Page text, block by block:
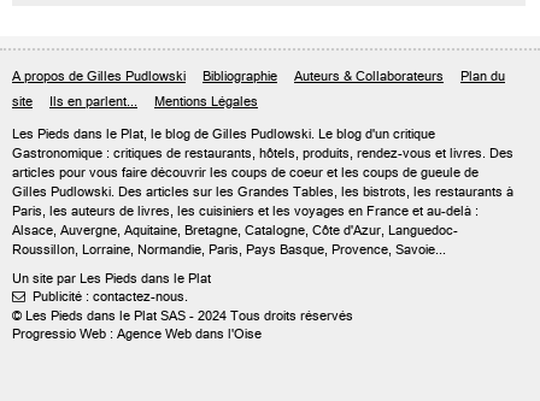
A propos de Gilles Pudlowski Bibliographie Auteurs & Collaborateurs
Plan du
site
Ils en parlent... Mentions Légales
Les Pieds dans le Plat, le blog de Gilles Pudlowski. Le blog d'un critique
Gastronomique : critiques de restaurants, hôtels, produits, rendez-vous et livres. Des
articles pour vous faire découvrir les coups de coeur et les coups de gueule de
Gilles Pudlowski. Des articles sur les Grandes Tables, les bistrots, les restaurants à
Paris, les auteurs de livres, les cuisiniers et les voyages en France et au-delà :
Alsace, Auvergne, Aquitaine, Bretagne, Catalogne, Côte d'Azur, Languedoc-
Roussillon, Lorraine, Normandie, Paris, Pays Basque, Provence, Savoie...
Un site par Les Pieds dans le Plat
 Publicité : contactez-nous.
© Les Pieds dans le Plat SAS - 2024 Tous droits réservés
Progressio Web : Agence Web dans l'Oise